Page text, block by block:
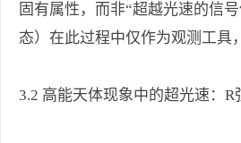
固有属性，而非“超越光速的信
态）在此过程中仅作为观测工具
3.2 高能天体现象中的超光速：R